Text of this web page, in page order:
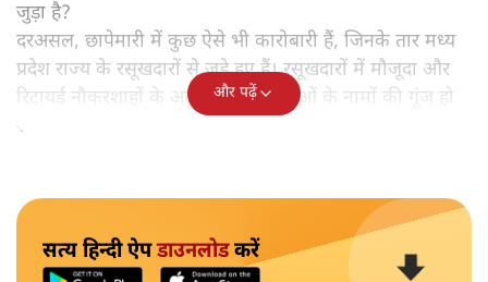
जुड़ा है?
दरअसल, छापेमारी में कुछ ऐसे भी कारोबारी हैं, जिनके तार मध्य
प्रदेश राज्य के रसूखदारों से जुड़े हुए हैं। रसूखदारों में मौजूदा और
रिटायर्ड नौकरशाहों के अलावा अनेक नेताओं के नामों की गूंज हो
रही है।
और पढ़ें
सत्य हिन्दी ऐपडाउनलोडकरें